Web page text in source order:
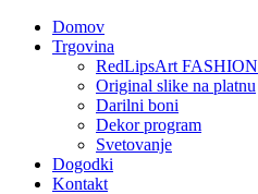
Domov
Trgovina
RedLipsArt FASHION
Original slike na platnu
Darilni boni
Dekor program
Svetovanje
Dogodki
Kontakt